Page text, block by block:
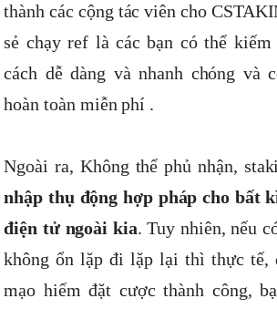
thành các cộng tác viên cho
sẻ chạy ref là các bạn có thể
cách dễ dàng và nhanh chóng và
hoàn toàn miễn phí .
Ngoài ra, Không thể phủ nhận,
nhập thụ động hợp pháp cho bất
điện tử ngoài kia. Tuy nhiên, nếu
không ổn lặp đi lặp lại thì thực tế,
mạo hiểm đặt cược thành công,